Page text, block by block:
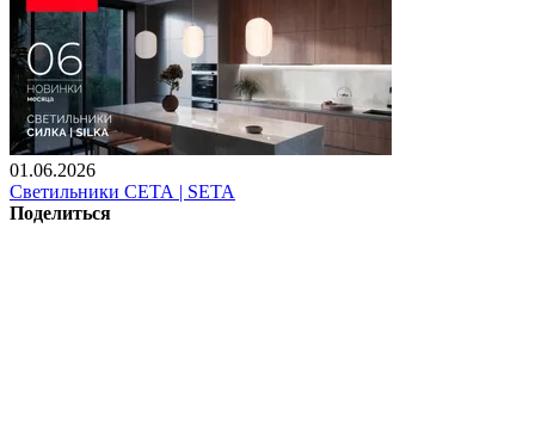
01.06.2026
Светильники СЕТА | SETA
Поделиться